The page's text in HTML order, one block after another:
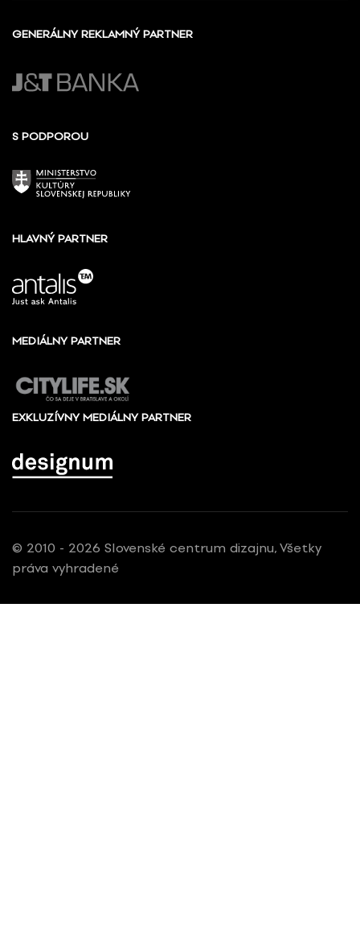
GENERÁLNY REKLAMNÝ PARTNER
S PODPOROU
HLAVNÝ PARTNER
MEDIÁLNY PARTNER
EXKLUZÍVNY MEDIÁLNY PARTNER
© 2010 - 2026 Slovenské centrum dizajnu, Všetky
práva vyhradené